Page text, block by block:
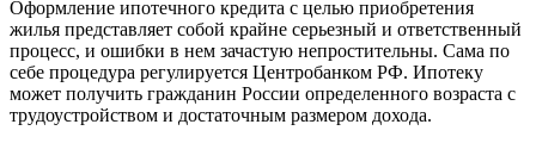
Оформление ипотечного кредита с целью приобретения
жилья представляет собой крайне серьезный и ответственный
процесс, и ошибки в нем зачастую непростительны. Сама по
себе процедура регулируется Центробанком РФ. Ипотеку
может получить гражданин России определенного возраста с
трудоустройством и достаточным размером дохода.